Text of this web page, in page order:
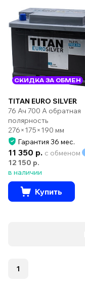
СКИДКА ЗА ОБМЕН
TITAN EURO SILVER
76 Ач 700 А обратная
полярность
276×175×190 мм
Гарантия 36 мес.
11 350 р. с обменом
12 150 р.
в наличии
Купить
1